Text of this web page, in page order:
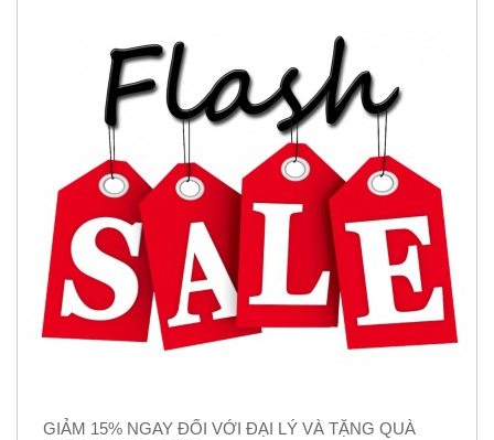
GIẢM 15% NGAY ĐỐI VỚI ĐẠI LÝ VÀ TẶNG QUÀ